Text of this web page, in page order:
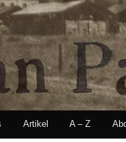
Artikel A – Z